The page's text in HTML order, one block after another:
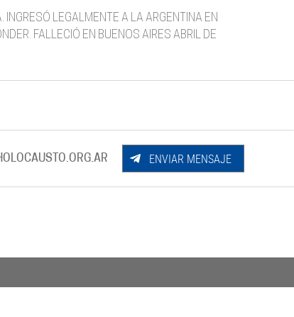
LEGALMENTE A LA ARGENTINA EN
FALLECIÓ EN BUENOS AIRES ABRIL DE
ENVIAR MENSAJE